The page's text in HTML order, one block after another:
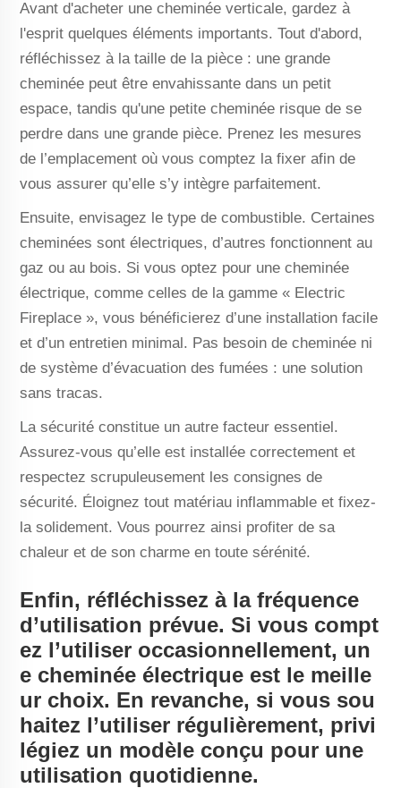
Avant d'acheter une cheminée verticale, gardez à
l'esprit quelques éléments importants. Tout d'abord,
réfléchissez à la taille de la pièce : une grande
cheminée peut être envahissante dans un petit
espace, tandis qu'une petite cheminée risque de se
perdre dans une grande pièce. Prenez les mesures
de l’emplacement où vous comptez la fixer afin de
vous assurer qu’elle s’y intègre parfaitement.
Ensuite, envisagez le type de combustible. Certaines
cheminées sont électriques, d’autres fonctionnent au
gaz ou au bois. Si vous optez pour une cheminée
électrique, comme celles de la gamme « Electric
Fireplace », vous bénéficierez d’une installation facile
et d’un entretien minimal. Pas besoin de cheminée ni
de système d’évacuation des fumées : une solution
sans tracas.
La sécurité constitue un autre facteur essentiel.
Assurez-vous qu’elle est installée correctement et
respectez scrupuleusement les consignes de
sécurité. Éloignez tout matériau inflammable et fixez-
la solidement. Vous pourrez ainsi profiter de sa
chaleur et de son charme en toute sérénité.
Enfin, réfléchissez à la fréquence
d’utilisation prévue. Si vous compt
ez l’utiliser occasionnellement, un
e cheminée électrique est le meille
ur choix. En revanche, si vous sou
haitez l’utiliser régulièrement, privi
légiez un modèle conçu pour une
utilisation quotidienne.